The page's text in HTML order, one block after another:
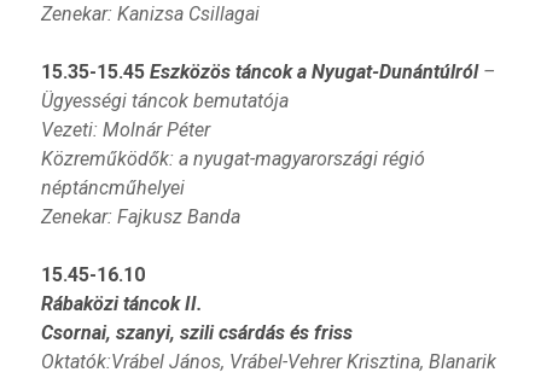
Zenekar: Kanizsa Csillagai
15.35-15.45 Eszközös táncok a Nyugat-Dunántúlról–
Ügyességi táncok bemutatója
Vezeti: Molnár Péter
Közreműködők: a nyugat-magyarországi régió
néptáncműhelyei
Zenekar: Fajkusz Banda
15.45-16.10
Rábaközi táncok II.
Csornai, szanyi, szili csárdás és friss
Oktatók:Vrábel János, Vrábel-Vehrer Krisztina, Blanarik